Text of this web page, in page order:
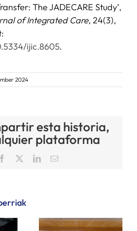
The JADECARE Study’,
of Integrated Care, 24(3),
ijic.8605.
2024
esta historia,
plataforma
Facebook LinkedInEmail